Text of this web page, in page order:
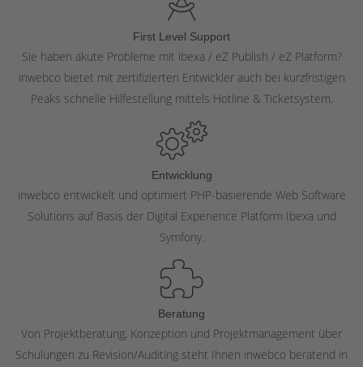
First Level Support
Sie haben akute Probleme mit ibexa / eZ Publish / eZ Platform?
inwebco bietet mit zertifizierten Entwickler auch bei kurzfristigen
Peaks schnelle Hilfestellung mittels Hotline & Ticketsystem.
Entwicklung
inwebco entwickelt und optimiert PHP-basierende Web Software
Solutions auf Basis der Digital Experience Platform Ibexa und
Symfony.
Beratung
Von Projektberatung, Konzeption und Projektmanagement über
Schulungen zu Revision/Auditing steht Ihnen inwebco beratend in